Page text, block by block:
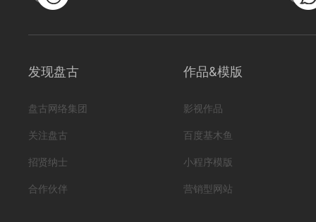
发现盘古
盘古网络集团
关注盘古
招贤纳士
合作伙伴
作品&模版
影视作品
百度基木鱼
小程序模版
营销型网站